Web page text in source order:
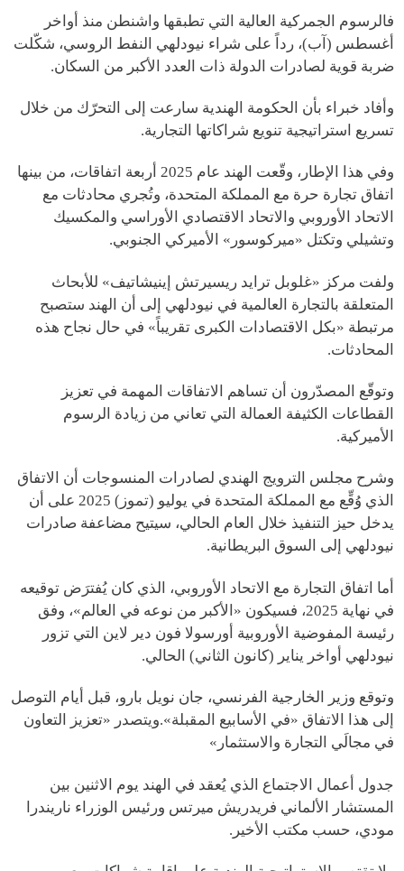
فالرسوم الجمركية العالية التي تطبقها واشنطن منذ أواخر
أغسطس (آب)، رداً على شراء نيودلهي النفط الروسي، شكّلت
ضربة قوية لصادرات الدولة ذات العدد الأكبر من السكان.
وأفاد خبراء بأن الحكومة الهندية سارعت إلى التحرّك من خلال
تسريع استراتيجية تنويع شراكاتها التجارية.
وفي هذا الإطار، وقّعت الهند عام 2025 أربعة اتفاقات، من بينها
اتفاق تجارة حرة مع المملكة المتحدة، وتُجري محادثات مع
الاتحاد الأوروبي والاتحاد الاقتصادي الأوراسي والمكسيك
وتشيلي وتكتل «ميركوسور» الأميركي الجنوبي.
ولفت مركز «غلوبل ترايد ريسيرتش إينيشاتيف» للأبحاث
المتعلقة بالتجارة العالمية في نيودلهي إلى أن الهند ستصبح
مرتبطة «بكل الاقتصادات الكبرى تقريباً» في حال نجاح هذه
المحادثات.
وتوقّع المصدّرون أن تساهم الاتفاقات المهمة في تعزيز
القطاعات الكثيفة العمالة التي تعاني من زيادة الرسوم
الأميركية.
وشرح مجلس الترويج الهندي لصادرات المنسوجات أن الاتفاق
الذي وُقِّع مع المملكة المتحدة في يوليو (تموز) 2025 على أن
يدخل حيز التنفيذ خلال العام الحالي، سيتيح مضاعفة صادرات
نيودلهي إلى السوق البريطانية.
أما اتفاق التجارة مع الاتحاد الأوروبي، الذي كان يُفترَض توقيعه
في نهاية 2025، فسيكون «الأكبر من نوعه في العالم»، وفق
رئيسة المفوضية الأوروبية أورسولا فون دير لاين التي تزور
نيودلهي أواخر يناير (كانون الثاني) الحالي.
وتوقع وزير الخارجية الفرنسي، جان نويل بارو، قبل أيام التوصل
إلى هذا الاتفاق «في الأسابيع المقبلة».ويتصدر «تعزيز التعاون
في مجالَي التجارة والاستثمار»
جدول أعمال الاجتماع الذي يُعقد في الهند يوم الاثنين بين
المستشار الألماني فريدريش ميرتس ورئيس الوزراء ناريندرا
مودي، حسب مكتب الأخير.